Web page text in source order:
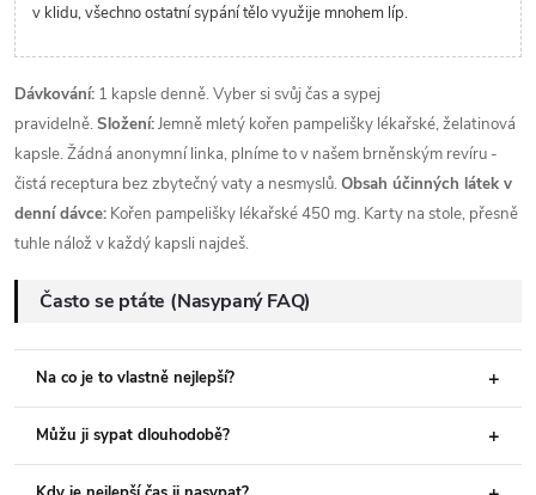
v klidu, všechno ostatní sypání tělo využije mnohem líp.
Dávkování: 1 kapsle denně. Vyber si svůj čas a sypej
pravidelně.Složení:Jemně mletý kořen pampelišky lékařské, želatinová
kapsle. Žádná anonymní linka, plníme to v našem brněnským revíru -
čistá receptura bez zbytečný vaty a nesmyslů.Obsah účinných látek v
denní dávce: Kořen pampelišky lékařské 450 mg. Karty na stole, přesně
tuhle nálož v každý kapsli najdeš.
Často se ptáte (Nasypaný FAQ)
Na co je to vlastně nejlepší?
Můžu ji sypat dlouhodobě?